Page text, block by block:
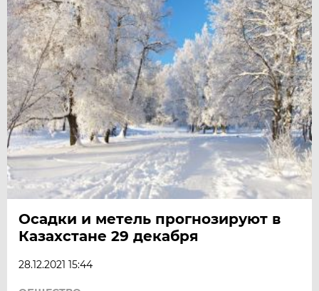
Осадки и метель прогнозируют в
Казахстане 29 декабря
28.12.2021 15:44